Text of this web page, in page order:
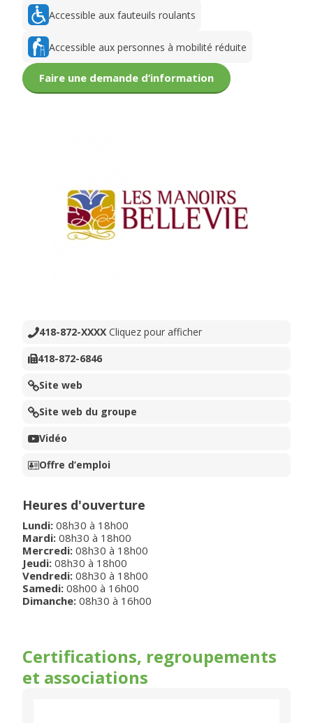
Accessible aux fauteuils roulants
Accessible aux personnes à mobilité réduite
Faire une demande d’information
418-872-XXXX Cliquez pour afficher
418-872-6846
Site web
Site web du groupe
Vidéo
Offre d’emploi
Heures d'ouverture
Lundi: 08h30 à 18h00
Mardi: 08h30 à 18h00
Mercredi: 08h30 à 18h00
Jeudi: 08h30 à 18h00
Vendredi: 08h30 à 18h00
Samedi: 08h00 à 16h00
Dimanche: 08h30 à 16h00
Certifications, regroupements
et associations